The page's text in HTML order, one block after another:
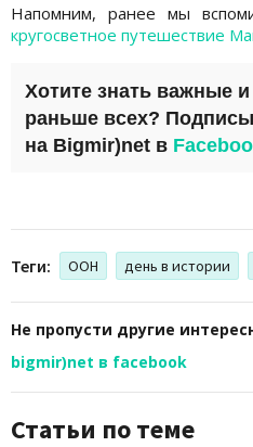
Напомним, ранее мы
кругосветное путешествие
Хотите знать важные
раньше всех?
на Bigmir)net в
Теги: ООН день в истории
Не пропусти другие
bigmir)net в facebook
Статьи по теме